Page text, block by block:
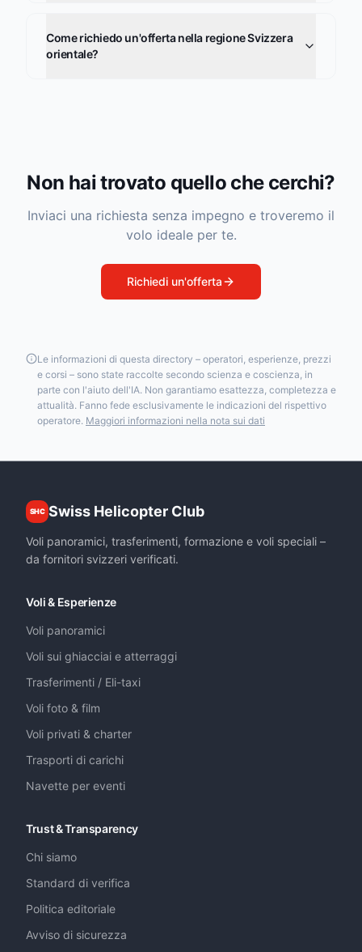
Come richiedo un'offerta nella regione Svizzera
orientale?
Non hai trovato quello che cerchi?
Inviaci una richiesta senza impegno e troveremo il
volo ideale per te.
Richiedi un'offerta
Le informazioni di questa directory – operatori, esperienze, prezzi
e corsi – sono state raccolte secondo scienza e coscienza, in
parte con l'aiuto dell'IA. Non garantiamo esattezza, completezza e
attualità. Fanno fede esclusivamente le indicazioni del rispettivo
operatore. Maggiori informazioni nella nota sui dati
SHC Swiss Helicopter Club
Voli panoramici, trasferimenti, formazione e voli speciali –
da fornitori svizzeri verificati.
Voli & Esperienze
Voli panoramici
Voli sui ghiacciai e atterraggi
Trasferimenti / Eli-taxi
Voli foto & film
Voli privati & charter
Trasporti di carichi
Navette per eventi
Trust & Transparency
Chi siamo
Standard di verifica
Politica editoriale
Avviso di sicurezza